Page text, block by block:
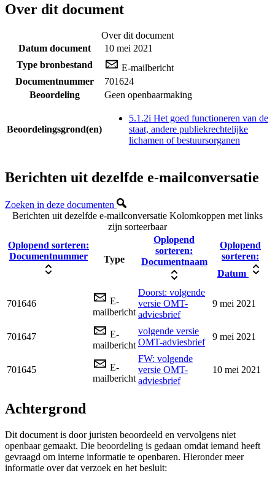
Over dit document
Over dit document
Datum document
10 mei 2021
Type bronbestand
E-mailbericht
Documentnummer
701624
Beoordeling
Geen openbaarmaking
Beoordelingsgrond(en)
5.1.2i Het goed functioneren van de
staat, andere publiekrechtelijke
lichamen of bestuursorganen
Berichten uit dezelfde e-mailconversatie
Zoeken in deze documenten
Berichten uit dezelfde e-mailconversatie Kolomkoppen met links
zijn sorteerbaar
Oplopend sorteren:
Documentnummer
Type
Oplopend
sorteren:
Documentnaam
Oplopend
sorteren:
Datum
701646
E-
mailbericht
Doorst: volgende
versie OMT-
adviesbrief
9 mei 2021
701647
E-
mailbericht
volgende versie
OMT-adviesbrief
9 mei 2021
701645
E-
mailbericht
FW: volgende
versie OMT-
adviesbrief
10 mei 2021
Achtergrond
Dit document is door juristen beoordeeld en vervolgens niet
openbaar gemaakt. Die beoordeling is gedaan omdat iemand heeft
gevraagd om interne informatie te openbaren. Hieronder meer
informatie over dat verzoek en het besluit: